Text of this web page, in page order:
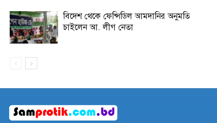
বিদেশ থেকে ফেন্সিডিল আমদানির অনুমতি
চাইলেন আ. লীগ নেতা